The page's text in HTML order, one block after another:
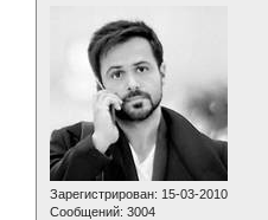
Зарегистрирован: 15-03-2010
Сообщений: 3004